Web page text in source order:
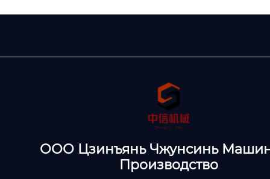
ООО Цзинъянь Чжунсинь
Производство